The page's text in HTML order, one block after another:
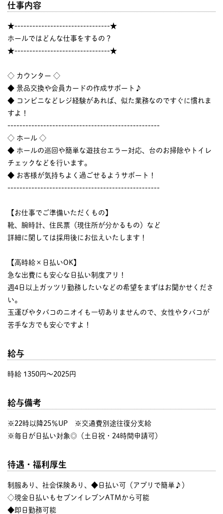
仕事内容
★--------------------------------★
ホールではどんな仕事をするの？
★--------------------------------★
◇ カウンター ◇
◆ 景品交換や会員カードの作成サポート♪
◆ コンビニなどレジ経験があれば、似た業務なのですぐに慣れま
すよ！
---------------------------------------------------
◇ ホール ◇
◆ ホールの巡回や簡単な遊技台エラー対応、台のお掃除やトイレ
チェックなどを行います。
◆ お客様が気持ちよく過ごせるようサポート！
---------------------------------------------------
【お仕事でご準備いただくもの】
靴、腕時計、住民票（現住所が分かるもの）など
詳細に関しては採用後にお伝えいたします！
【高時給×日払いOK】
急な出費にも安心な日払い制度アリ！
週4日以上ガッツリ勤務したいなどの希望をまずはお聞かせくださ
い。
玉運びやタバコのニオイも一切ありませんので、女性やタバコが
苦手な方でも安心ですよ！
給与
時給 1350円〜2025円
給与備考
※22時以降25％UP ※交通費別途往復分支給
※毎日が日払い対象◎（土日祝・24時間申請可）
待遇・福利厚生
制服あり、社会保険あり、◆日払い可（アプリで簡単♪）
◇現金日払いもセブンイレブンATMから可能
◆即日勤務可能